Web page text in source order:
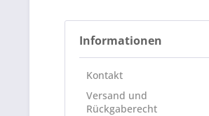
Informationen
Kontakt
Versand und
Rückgaberecht